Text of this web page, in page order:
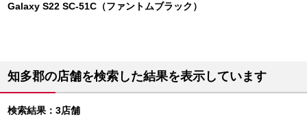
Galaxy S22 SC-51C（ファントムブラック）
知多郡の店舗を検索した結果を表示しています
検索結果：3店舗